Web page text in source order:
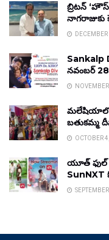
బ్రిటన్
నాగరాజుకు
Sankalp
నవంబర్
మలేషియాలో
బతుకమ్మ
OCTOBER
యూత్ ఫుల్
SunNXT